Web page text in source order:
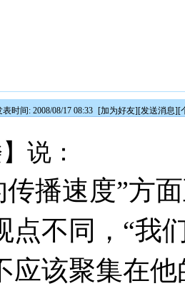
表时间: 2008/08/17 08:33 [加为好友][发送消息][
说：
播速度”方面
点不同，“我
应该聚集在他